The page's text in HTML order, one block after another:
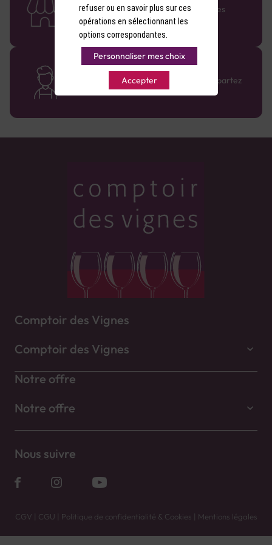
Retrouvez le réseau Comptoir des Vignes
partout en France !
Des cavistes à votre écoute
Bénéficiez de conseils sur-mesure et repartez
avec le sourire :)
Comptoir des Vignes
Comptoir des Vignes
Notre offre
Notre offre
Nous suivre
CGV | CGU | Politique de confidentialité & Cookies | Mentions légales
refuser ou en savoir plus sur ces
opérations en sélectionnant les
options correspondantes.
Personnaliser mes choix
Accepter